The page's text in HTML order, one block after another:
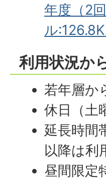
年度（2
ル
利用状況か
若年層か
休日（土
延長時間
以降は利
昼間限定